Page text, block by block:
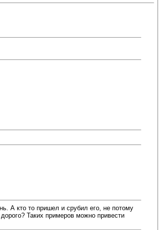
А кто то пришел и срубил его, не потому
Таких примеров можно привести